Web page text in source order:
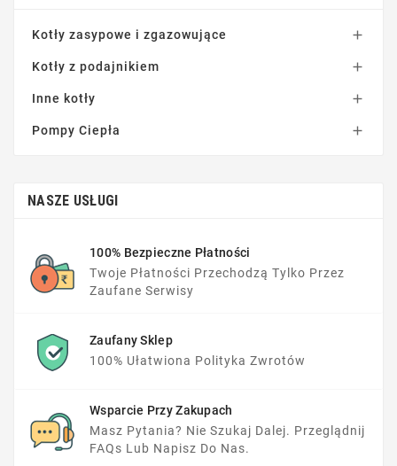
Kotły zasypowe i zgazowujące 
Kotły z podajnikiem 
Inne kotły 
Pompy Ciepła 
NASZE USŁUGI
100% Bezpieczne Płatności
Twoje Płatności Przechodzą Tylko Przez
Zaufane Serwisy
Zaufany Sklep
100% Ułatwiona Polityka Zwrotów
Wsparcie Przy Zakupach
Masz Pytania? Nie Szukaj Dalej. Przeglądnij
FAQs Lub Napisz Do Nas.